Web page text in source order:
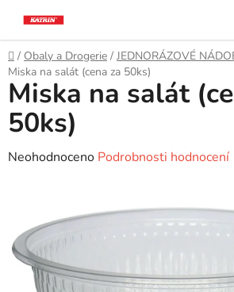
obsah
Domů
/ Obaly a Drogerie / JEDNORÁZOVÉ
Miska na salát (cena za 50ks)
Miska na salát
50ks)
Průměrné
0,0
Neohodnoceno Podrobnosti hodnocení